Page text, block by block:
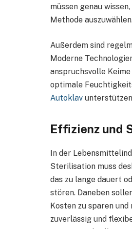
müssen genau
Methode
Außerdem sind
Moderne
anspruchsvolle
optimale
Autoklav
Effizienz und
In der
Sterilisation muss
das zu lange dauert
stören. Daneben
Kosten zu sparen
zuverlässig und